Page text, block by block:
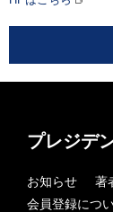
プレジデ
お知らせ 著
会員登録につ